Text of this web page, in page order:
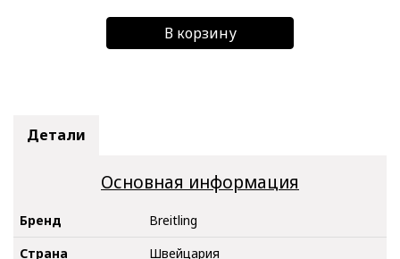
В корзину
Детали
Основная информация
Бренд
Breitling
Страна
Швейцария